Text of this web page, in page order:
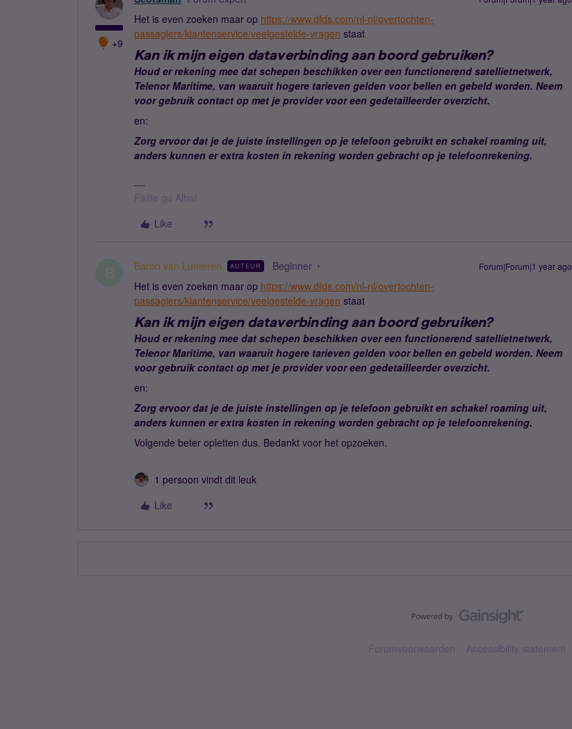
+9
Het is even zoeken maar op https://www.dfds.com/nl-nl/overtochten-
passagiers/klantenservice/veelgestelde-vragen staat
Kan ik mijn eigen dataverbinding aan boord gebruiken?
Houd er rekening mee dat schepen beschikken over een functionerend satellietnetwerk,
Telenor Maritime, van waaruit hogere tarieven gelden voor bellen en gebeld worden. Neem
voor gebruik contact op met je provider voor een gedetailleerder overzicht.
en:
Zorg ervoor dat je de juiste instellingen op je telefoon gebruikt en schakel roaming uit,
anders kunnen er extra kosten in rekening worden gebracht op je telefoonrekening.
Fàilte gu Alba!
Like
Baron van Lunteren AUTEUR Beginner Forum|Forum|1 year ago
Het is even zoeken maar op https://www.dfds.com/nl-nl/overtochten-
passagiers/klantenservice/veelgestelde-vragen staat
Kan ik mijn eigen dataverbinding aan boord gebruiken?
Houd er rekening mee dat schepen beschikken over een functionerend satellietnetwerk,
Telenor Maritime, van waaruit hogere tarieven gelden voor bellen en gebeld worden. Neem
voor gebruik contact op met je provider voor een gedetailleerder overzicht.
en:
Zorg ervoor dat je de juiste instellingen op je telefoon gebruikt en schakel roaming uit,
anders kunnen er extra kosten in rekening worden gebracht op je telefoonrekening.
Volgende beter opletten dus. Bedankt voor het opzoeken.
1 persoon vindt dit leuk
Like
Forumvoorwaarden Accessibility statement